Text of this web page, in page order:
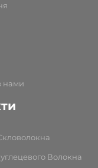
нами
Волокна